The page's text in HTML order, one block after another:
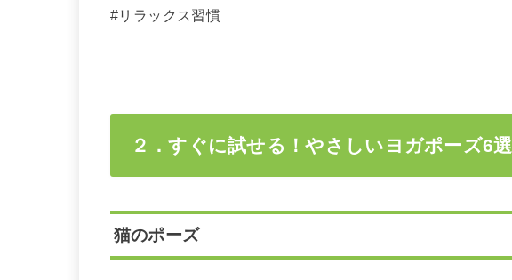
#リラックス習慣
２．すぐに試せる！やさしいヨガポーズ6選
猫のポーズ